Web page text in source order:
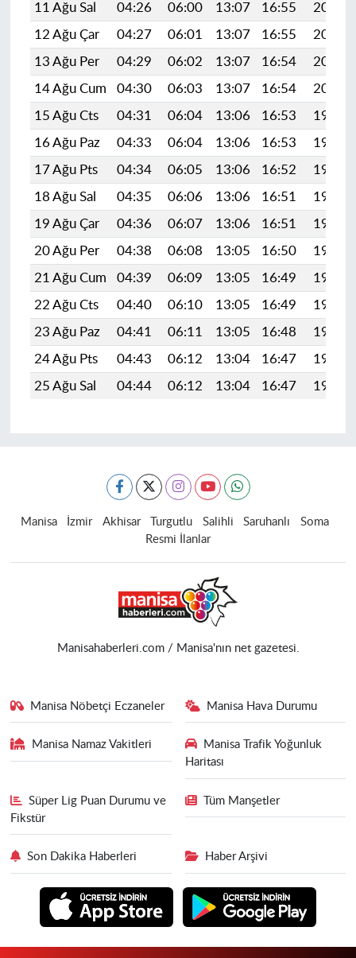
11 Ağu Sal
04:26 06:00 13:07 16:55
20:04
12 Ağu Çar
04:27 06:01 13:07 16:55
20:03
13 Ağu Per
04:29 06:02 13:07 16:54
20:02
14 Ağu Cum
04:30 06:03 13:07 16:54
20:01
15 Ağu Cts
04:31 06:04 13:06 16:53
19:59
16 Ağu Paz
04:33 06:04 13:06 16:53
19:58
17 Ağu Pts
04:34 06:05 13:06 16:52
19:57
18 Ağu Sal
04:35 06:06 13:06 16:51
19:56
19 Ağu Çar
04:36 06:07 13:06 16:51
19:54
20 Ağu Per
04:38 06:08 13:05 16:50
19:53
21 Ağu Cum
04:39 06:09 13:05 16:49
19:51
22 Ağu Cts
04:40 06:10 13:05 16:49
19:50
23 Ağu Paz
04:41 06:11 13:05 16:48
19:49
24 Ağu Pts
04:43 06:12 13:04 16:47
19:47
25 Ağu Sal
04:44 06:12 13:04 16:47 19:46
Manisa İzmir Akhisar Turgutlu Salihli Saruhanlı
Soma
Resmi İlanlar
Manisahaberleri.com / Manisa'nın net gazetesi.
Manisa Nöbetçi Eczaneler Manisa Hava Durumu
Manisa Namaz Vakitleri
Manisa Trafik Yoğunluk
Haritası
Süper Lig Puan Durumu ve
Fikstür
Tüm Manşetler
Son Dakika Haberleri Haber Arşivi